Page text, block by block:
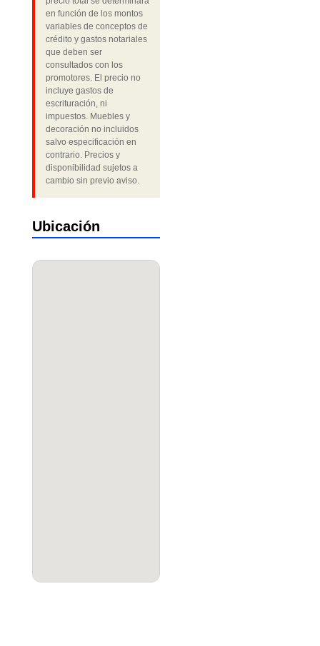
en función de los montos
variables de conceptos de
crédito y gastos notariales
que deben ser
consultados con los
promotores. El precio no
incluye gastos de
escrituración, ni
impuestos. Muebles y
decoración no incluidos
salvo especificación en
contrario. Precios y
disponibilidad sujetos a
cambio sin previo aviso.
Ubicación